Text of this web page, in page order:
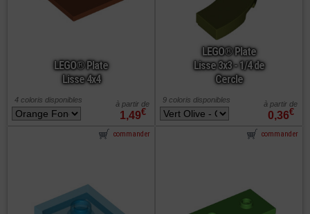
LEGO® Plate
Lisse 4x4
1,49€
à partir de
4 coloris disponibles
LEGO® Plate
Lisse 3x3 - 1/4 de
Cercle
0,36€
à partir de
9 coloris disponibles
commander commander